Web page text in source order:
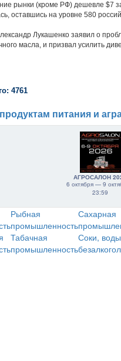
рынки (кроме РФ) дешевле $7
оставшись на уровне 580
Лукашенко заявил о
масла, и призвал усилить
4761
питания и
АГРОСАЛОН
6 октября — 9
23:59
Рыбная
промышленность
Сахарная
Табачная
промышленность
Соки,